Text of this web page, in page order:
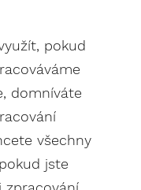
pokud
domníváte
všechny
jste